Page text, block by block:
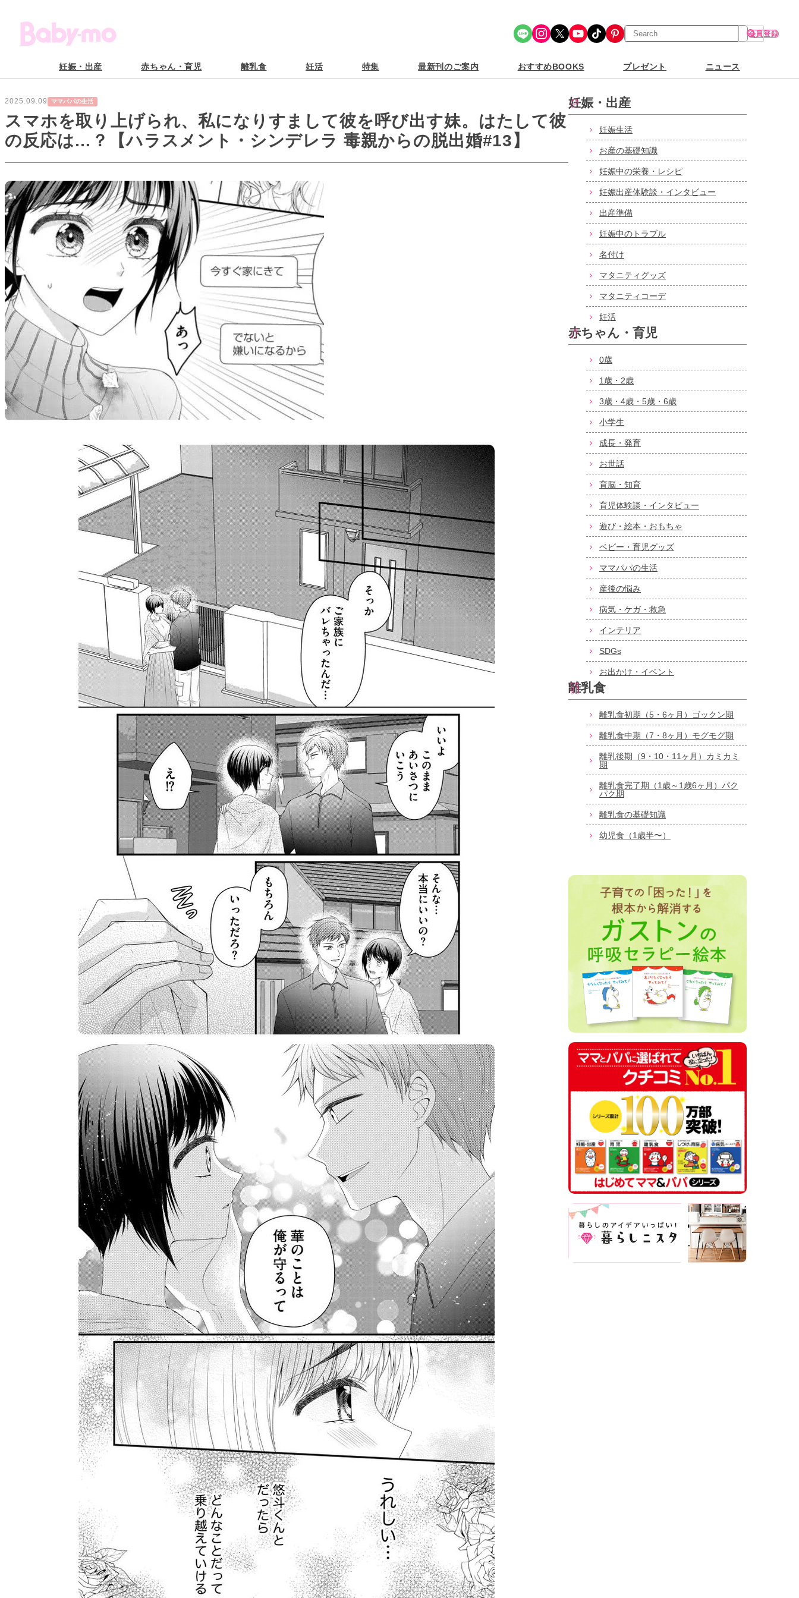
Share Icon Instagram X YouTube TikTok Pinterest
検
索
会員登録
妊娠・出産 赤ちゃん・育児 離乳食 妊活 特集 最新刊のご案内 おすすめBOOKS プレゼント ニュース
2025.09.09 ママパパの生活
スマホを取り上げられ、私になりすまして彼を呼び出す妹。はたして彼
の反応は…？【ハラスメント・シンデレラ 毒親からの脱出婚#13】
妊娠・出産
妊娠生活
お産の基礎知識
妊娠中の栄養・レシピ
妊娠出産体験談・インタビュー
出産準備
妊娠中のトラブル
名付け
マタニティグッズ
マタニティコーデ
妊活
赤ちゃん・育児
0歳
1歳・2歳
3歳・4歳・5歳・6歳
小学生
成長・発育
お世話
育脳・知育
育児体験談・インタビュー
遊び・絵本・おもちゃ
ベビー・育児グッズ
ママパパの生活
産後の悩み
病気・ケガ・救急
インテリア
SDGs
お出かけ・イベント
離乳食
離乳食初期（5・6ヶ月）ゴックン期
離乳食中期（7・8ヶ月）モグモグ期
離乳後期（9・10・11ヶ月）カミカミ
期
離乳食完了期（1歳～1歳6ヶ月）パク
パク期
離乳食の基礎知識
幼児食（1歳半〜）